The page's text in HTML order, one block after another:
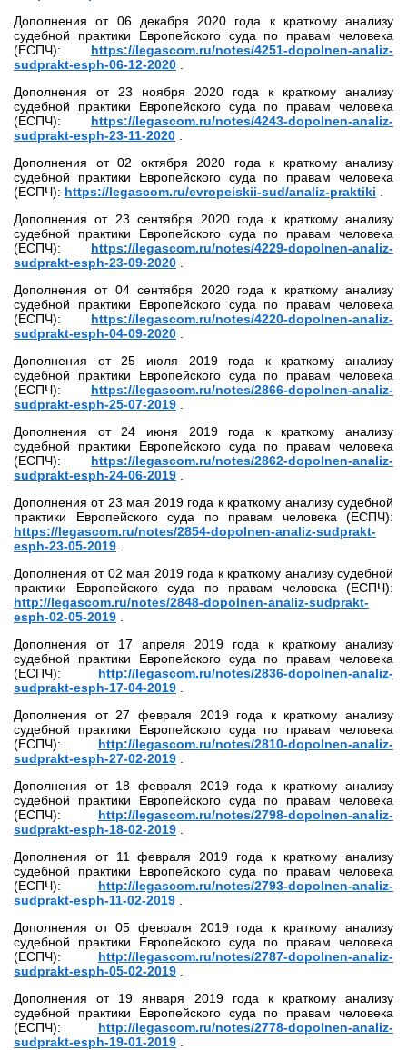
Дополнения от 06 декабря 2020 года к краткому анализу
судебной практики Европейского суда по правам человека
(ЕСПЧ): https://legascom.ru/notes/4251-dopolnen-analiz-
sudprakt-esph-06-12-2020
Дополнения от 23 ноября 2020 года к краткому анализу
судебной практики Европейского суда по правам человека
(ЕСПЧ): https://legascom.ru/notes/4243-dopolnen-analiz-
sudprakt-esph-23-11-2020
Дополнения от 02 октября 2020 года к краткому анализу
судебной практики Европейского суда по правам человека
(ЕСПЧ): https://legascom.ru/evropeiskii-sud/analiz-praktiki
Дополнения от 23 сентября 2020 года к краткому анализу
судебной практики Европейского суда по правам человека
(ЕСПЧ): https://legascom.ru/notes/4229-dopolnen-analiz-
sudprakt-esph-23-09-2020
Дополнения от 04 сентября 2020 года к краткому анализу
судебной практики Европейского суда по правам человека
(ЕСПЧ): https://legascom.ru/notes/4220-dopolnen-analiz-
sudprakt-esph-04-09-2020
Дополнения от 25 июля 2019 года к краткому анализу
судебной практики Европейского суда по правам человека
(ЕСПЧ): https://legascom.ru/notes/2866-dopolnen-analiz-
sudprakt-esph-25-07-2019
Дополнения от 24 июня 2019 года к краткому анализу
судебной практики Европейского суда по правам человека
(ЕСПЧ): https://legascom.ru/notes/2862-dopolnen-analiz-
sudprakt-esph-24-06-2019
Дополнения от 23 мая 2019 года к краткому анализу судебной
практики Европейского суда по правам человека (ЕСПЧ):
https://legascom.ru/notes/2854-dopolnen-analiz-sudprakt-
esph-23-05-2019
Дополнения от 02 мая 2019 года к краткому анализу судебной
практики Европейского суда по правам человека (ЕСПЧ):
http://legascom.ru/notes/2848-dopolnen-analiz-sudprakt-
esph-02-05-2019
Дополнения от 17 апреля 2019 года к краткому анализу
судебной практики Европейского суда по правам человека
(ЕСПЧ): http://legascom.ru/notes/2836-dopolnen-analiz-
sudprakt-esph-17-04-2019
Дополнения от 27 февраля 2019 года к краткому анализу
судебной практики Европейского суда по правам человека
(ЕСПЧ): http://legascom.ru/notes/2810-dopolnen-analiz-
sudprakt-esph-27-02-2019
Дополнения от 18 февраля 2019 года к краткому анализу
судебной практики Европейского суда по правам человека
(ЕСПЧ): http://legascom.ru/notes/2798-dopolnen-analiz-
sudprakt-esph-18-02-2019
Дополнения от 11 февраля 2019 года к краткому анализу
судебной практики Европейского суда по правам человека
(ЕСПЧ): http://legascom.ru/notes/2793-dopolnen-analiz-
sudprakt-esph-11-02-2019
Дополнения от 05 февраля 2019 года к краткому анализу
судебной практики Европейского суда по правам человека
(ЕСПЧ): http://legascom.ru/notes/2787-dopolnen-analiz-
sudprakt-esph-05-02-2019
Дополнения от 19 января 2019 года к краткому анализу
судебной практики Европейского суда по правам человека
(ЕСПЧ): http://legascom.ru/notes/2778-dopolnen-analiz-
sudprakt-esph-19-01-2019